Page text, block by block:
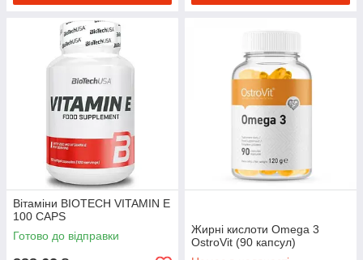
Вітаміни BIOTECH VITAMIN E
100 CAPS
Готово до відправки
Жирні кислоти Omega 3
OstroVit (90 капсул)